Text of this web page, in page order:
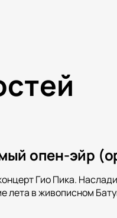
опен-эйр
Гио Пика.
лета в живописном